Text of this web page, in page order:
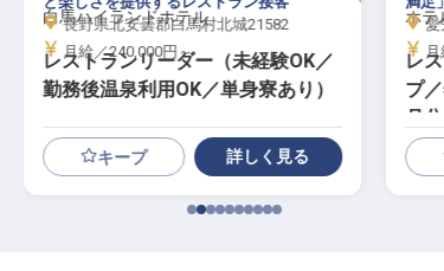
白馬ハイランドホテル
レストランリーダー（未経験OK／
勤務後温泉利用OK／単身寮あり）
長野県北安曇郡白馬村北城21582
月給／240,000円～
キープ 詳しく見る
ホテ
レ
プ
月分
愛
月